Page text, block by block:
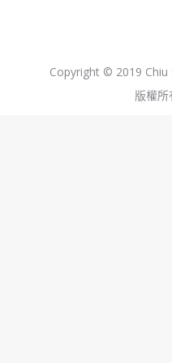
Copyright © 2019 Chiu
版權